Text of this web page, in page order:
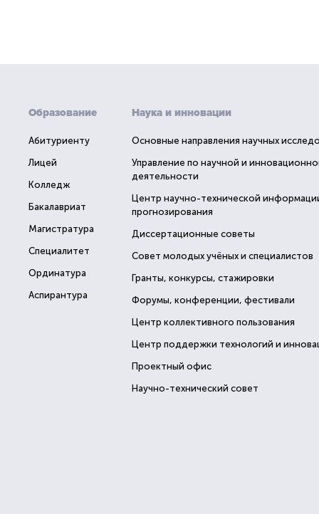
Образование
Абитуриенту
Лицей
Колледж
Бакалавриат
Магистратура
Специалитет
Ординатура
Аспирантура
Наука и инновации
Основные направления научных
Управление по научной и
деятельности
Центр научно-технической
прогнозирования
Диссертационные советы
Совет молодых учёных и специалистов
Гранты, конкурсы, стажировки
Форумы, конференции, фестивали
Центр коллективного пользования
Центр поддержки технологий и
Проектный офис
Научно-технический совет